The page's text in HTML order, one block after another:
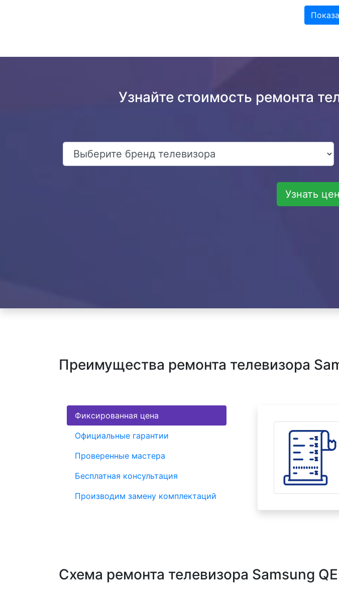
Узнайте стоимость ремонта
Узнать
Преимущества ремонта телевизора
Фиксированная цена
Официальные гарантии
Проверенные мастера
Бесплатная консультация
Производим замену комплектаций
Схема ремонта телевизора Samsung